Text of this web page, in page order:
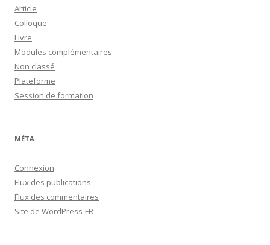
Article
Colloque
Livre
Modules complémentaires
Non classé
Plateforme
Session de formation
MÉTA
Connexion
Flux des publications
Flux des commentaires
Site de WordPress-FR